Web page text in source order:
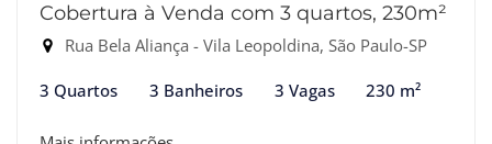
Cobertura à Venda com 3 quartos, 230m²
Rua Bela Aliança - Vila Leopoldina, São Paulo-SP
3 Quartos 3 Banheiros 3 Vagas 230 m²